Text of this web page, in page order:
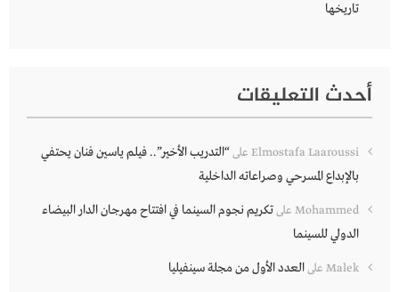
تاريخها
أحدث التعليقات
Elmostafa Laaroussi على“التدريب الأخير”.. فيلم ياسين فنان يحتفي
بالإبداع المسرحي وصراعاته الداخلية
Mohammed علىتكريم نجوم السينما في افتتاح مهرجان الدار البيضاء
الدولي للسينما
Malek علىالعدد الأول من مجلة سينفيليا